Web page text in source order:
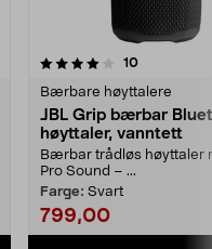
10
Bærbare høyttalere
JBL Grip bærbar
høyttaler, vanntett
Bærbar trådløs høyttaler
Pro Sound – ...
Farge: Svart
799,00
5.0 av 5 stjerner